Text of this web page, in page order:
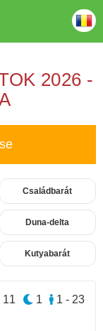
2026 -
Családbarát
Duna-delta
Kutyabarát
1 - 23
1
11